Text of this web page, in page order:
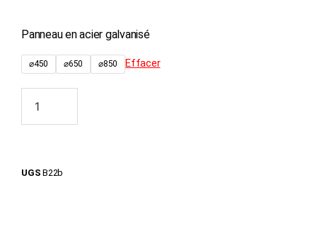
Panneau en acier galvanisé
⌀450 ⌀650 ⌀850 Effacer
UGSB22b